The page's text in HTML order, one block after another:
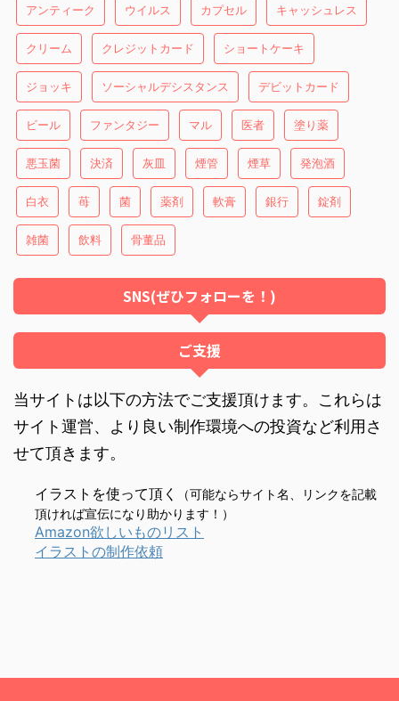
アンティーク ウイルス カプセル キャッシュレス
クリーム クレジットカード ショートケーキ
ジョッキ ソーシャルデシスタンス デビットカード
ビール ファンタジー マル 医者 塗り薬
悪玉菌 決済 灰皿 煙管 煙草 発泡酒
白衣 苺 菌 薬剤 軟膏 銀行 錠剤
雑菌 飲料 骨董品
SNS(ぜひフォローを！)
ご支援
当サイトは以下の方法でご支援頂けます。これらは
サイト運営、より良い制作環境への投資など利用さ
せて頂きます。
イラストを使って頂く
（可能ならサイト名、リンクを記載
頂ければ宣伝になり助かります！）
Amazon欲しいものリスト
イラストの制作依頼